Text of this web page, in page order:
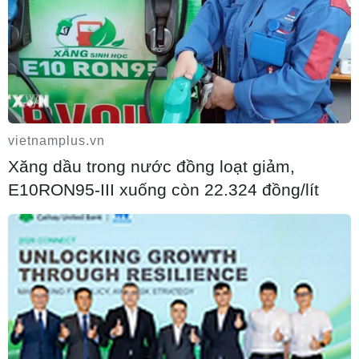
06/08/2026 02:12
Giá vàng trong nước tiếp tục tăng, SJC
lên ngưỡng 143,3 triệu đồng mỗi lượng
06/08/2026 02:12
Triều Tiên mở đường bay Bình Nhưỡng-
Wonsan Kalma thúc đẩy du lịch
06/08/2026 02:05
Xem thêm
Vietnam+ (VietnamPlus)
Cơ quan chủ quản: THÔNG TẤN XÃ VIỆT NAM
vietnamplus.vn
Xăng dầu trong nước đồng loạt giảm,
E10RON95-III xuống còn 22.324 đồng/lít